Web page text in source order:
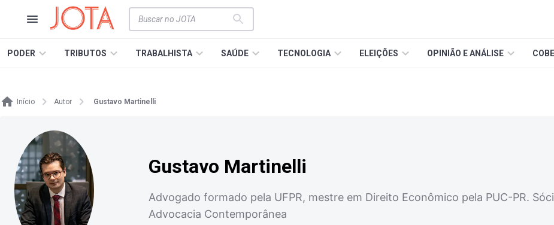
PODER TRIBUTOS TRABALHISTA SAÚDE TECNOLOGIA ELEIÇÕES OPINIÃO E ANÁLISE
Início Autor Gustavo Martinelli
Gustavo Martinelli
Advogado formado pela UFPR, mestre em Direito Econômico pela PUC-PR.
Advocacia Contemporânea